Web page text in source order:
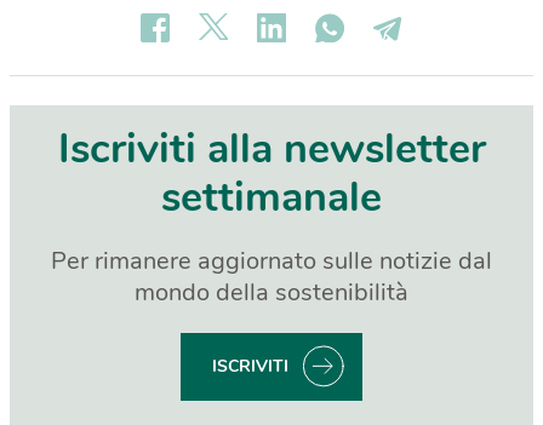
Iscriviti alla newsletter
settimanale
Per rimanere aggiornato sulle notizie dal
mondo della sostenibilità
ISCRIVITI